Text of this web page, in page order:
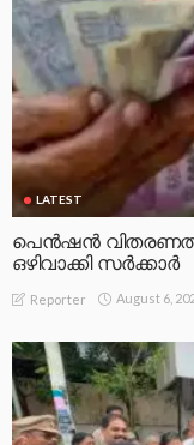
LATEST
പെൻഷൻ
ഒഴിവാക്കി സർക്കാർ
Reporter August 6,